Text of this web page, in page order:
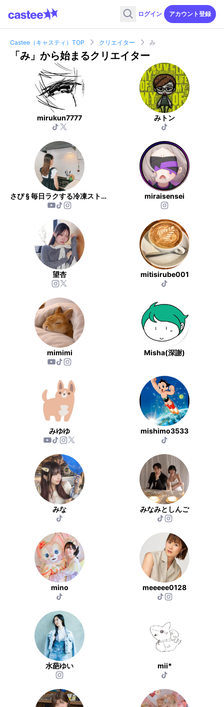
ログイン アカウント登録
Castee（キャスティ）TOP クリエイター み
「み 」から始まるクリエイター
mirukun7777 みトン
さぴ § 毎日ラクする冷凍ストック miraisensei
望杏 mitisirube001
mimimi Misha(深謝)
みゆゆ mishimo3533
みな みなみとしんご
mino meeeee0128
水葩ゆい mii*